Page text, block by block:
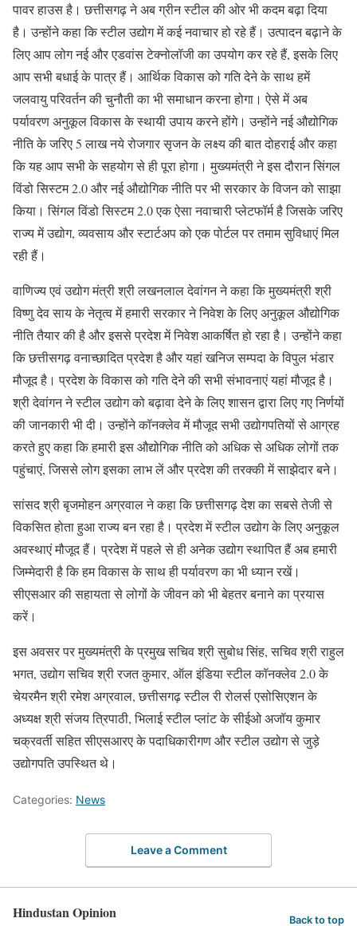
पावर हाउस है। छत्तीसगढ़ ने अब ग्रीन स्टील की ओर भी कदम बढ़ा दिया
है। उन्होंने कहा कि स्टील उद्योग में कई नवाचार हो रहे हैं। उत्पादन बढ़ाने के
लिए आप लोग नई और एडवांस टेक्नोलॉजी का उपयोग कर रहे हैं, इसके लिए
आप सभी बधाई के पात्र हैं। आर्थिक विकास को गति देने के साथ हमें
जलवायु परिवर्तन की चुनौती का भी समाधान करना होगा। ऐसे में अब
पर्यावरण अनुकूल विकास के स्थायी उपाय करने होंगे। उन्होंने नई औद्योगिक
नीति के जरिए 5 लाख नये रोजगार सृजन के लक्ष्य की बात दोहराई और कहा
कि यह आप सभी के सहयोग से ही पूरा होगा। मुख्यमंत्री ने इस दौरान सिंगल
विंडो सिस्टम 2.0 और नई औद्योगिक नीति पर भी सरकार के विजन को साझा
किया। सिंगल विंडो सिस्टम 2.0 एक ऐसा नवाचारी प्लेटफॉर्म है जिसके जरिए
राज्य में उद्योग, व्यवसाय और स्टार्टअप को एक पोर्टल पर तमाम सुविधाएं मिल
रही हैं।
वाणिज्य एवं उद्योग मंत्री श्री लखनलाल देवांगन ने कहा कि मुख्यमंत्री श्री
विष्णु देव साय के नेतृत्व में हमारी सरकार ने निवेश के लिए अनुकूल औद्योगिक
नीति तैयार की है और इससे प्रदेश में निवेश आकर्षित हो रहा है। उन्होंने कहा
कि छत्तीसगढ़ वनाच्छादित प्रदेश है और यहां खनिज सम्पदा के विपुल भंडार
मौजूद है। प्रदेश के विकास को गति देने की सभी संभावनाएं यहां मौजूद है।
श्री देवांगन ने स्टील उद्योग को बढ़ावा देने के लिए शासन द्वारा लिए गए निर्णयों
की जानकारी भी दी। उन्होंने कॉनक्लेव में मौजूद सभी उद्योगपतियों से आग्रह
करते हुए कहा कि हमारी इस औद्योगिक नीति को अधिक से अधिक लोगों तक
पहुंचाएं, जिससे लोग इसका लाभ लें और प्रदेश की तरक्की में साझेदार बने।
सांसद श्री बृजमोहन अग्रवाल ने कहा कि छत्तीसगढ़ देश का सबसे तेजी से
विकसित होता हुआ राज्य बन रहा है। प्रदेश में स्टील उद्योग के लिए अनुकूल
अवस्थाएं मौजूद हैं। प्रदेश में पहले से ही अनेक उद्योग स्थापित हैं अब हमारी
जिम्मेदारी है कि हम विकास के साथ ही पर्यावरण का भी ध्यान रखें।
सीएसआर की सहायता से लोगों के जीवन को भी बेहतर बनाने का प्रयास
करें।
इस अवसर पर मुख्यमंत्री के प्रमुख सचिव श्री सुबोध सिंह, सचिव श्री राहुल
भगत, उद्योग सचिव श्री रजत कुमार, ऑल इंडिया स्टील कॉनक्लेव 2.0 के
चेयरमैन श्री रमेश अग्रवाल, छत्तीसगढ़ स्टील री रोलर्स एसोसिएशन के
अध्यक्ष श्री संजय त्रिपाठी, भिलाई स्टील प्लांट के सीईओ अजॉय कुमार
चक्रवर्ती सहित सीएसआरए के पदाधिकारीगण और स्टील उद्योग से जुड़े
उद्योगपति उपस्थित थे।
Categories: News
Leave a Comment
Hindustan Opinion Back to top